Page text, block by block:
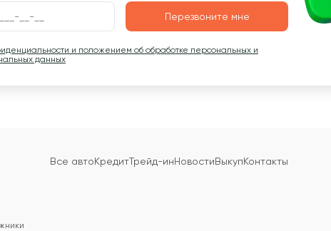
Перезвоните мне
и положением об обработке персональных и
данных
Все автоКредитТрейд-инНовостиВыкупКонтакты